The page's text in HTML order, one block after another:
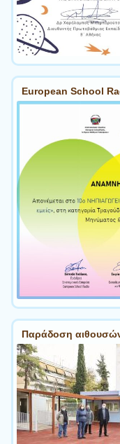
European School
Παράδοση